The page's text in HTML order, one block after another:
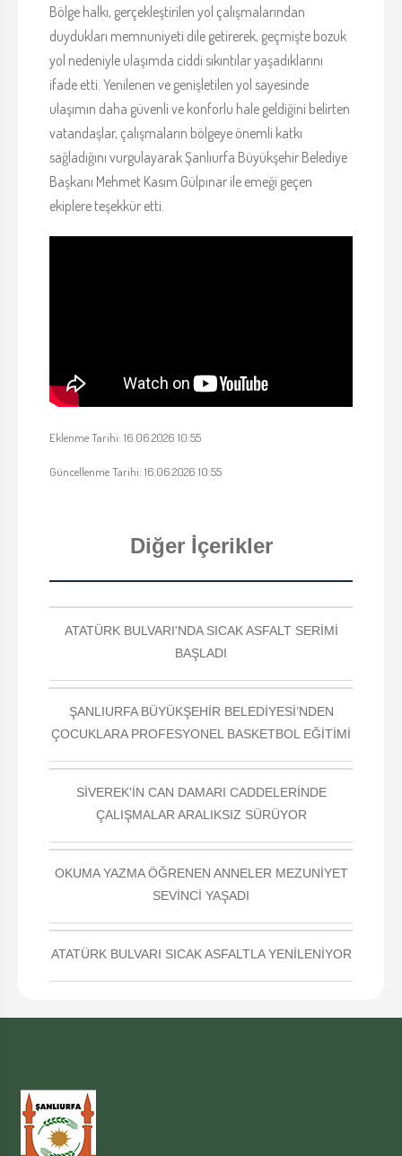
Bölge halkı, gerçekleştirilen yol çalışmalarından
duydukları memnuniyeti dile getirerek, geçmişte bozuk
yol nedeniyle ulaşımda ciddi sıkıntılar yaşadıklarını
ifade etti. Yenilenen ve genişletilen yol sayesinde
ulaşımın daha güvenli ve konforlu hale geldiğini belirten
vatandaşlar, çalışmaların bölgeye önemli katkı
sağladığını vurgulayarak Şanlıurfa Büyükşehir Belediye
Başkanı Mehmet Kasım Gülpınar ile emeği geçen
ekiplere teşekkür etti.
Eklenme Tarihi: 16.06.2026 10:55
Güncellenme Tarihi: 16.06.2026 10:55
Diğer İçerikler
ATATÜRK BULVARI'NDA SICAK ASFALT SERİMİ
BAŞLADI
ŞANLIURFA BÜYÜKŞEHİR BELEDİYESİ’NDEN
ÇOCUKLARA PROFESYONEL BASKETBOL EĞİTİMİ
SİVEREK'İN CAN DAMARI CADDELERİNDE
ÇALIŞMALAR ARALIKSIZ SÜRÜYOR
OKUMA YAZMA ÖĞRENEN ANNELER MEZUNİYET
SEVİNCİ YAŞADI
ATATÜRK BULVARI SICAK ASFALTLA YENİLENİYOR